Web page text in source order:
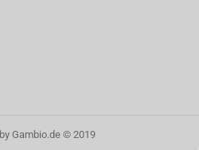
by Gambio.de © 2019